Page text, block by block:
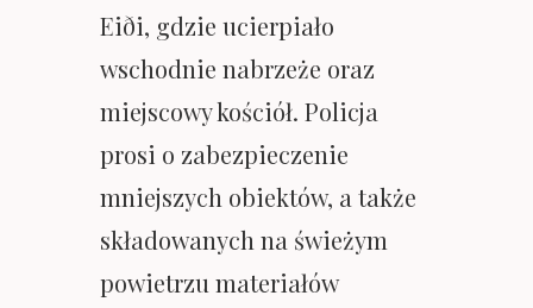
Eiði, gdzie ucierpiało
wschodnie nabrzeże oraz
miejscowy kościół. Policja
prosi o zabezpieczenie
mniejszych obiektów, a także
składowanych na świeżym
powietrzu materiałów